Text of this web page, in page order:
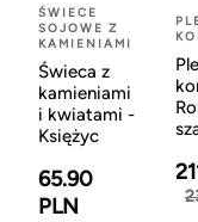
ŚWIECE
SOJOWE Z
KAMIENIAMI
Świeca z
kamieniami
i kwiatami -
Księżyc
65.90
PLN